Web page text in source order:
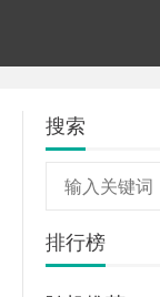
搜索
排行榜